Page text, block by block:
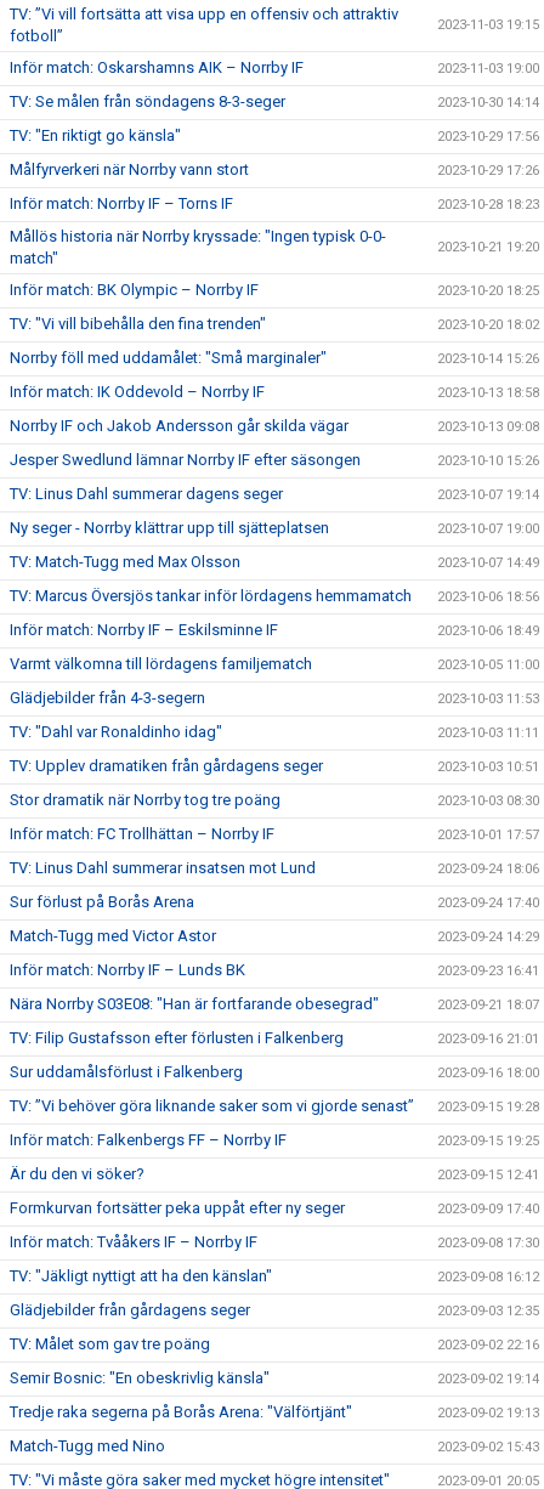
TV: ”Vi vill fortsätta att visa upp en offensiv och attraktiv
fotboll”
2023-11-03 19:15
Inför match: Oskarshamns AIK – Norrby IF 2023-11-03 19:00
TV: Se målen från söndagens 8-3-seger 2023-10-30 14:14
TV: "En riktigt go känsla" 2023-10-29 17:56
Målfyrverkeri när Norrby vann stort 2023-10-29 17:26
Inför match: Norrby IF – Torns IF 2023-10-28 18:23
Mållös historia när Norrby kryssade: "Ingen typisk 0-0-
match"
2023-10-21 19:20
Inför match: BK Olympic – Norrby IF 2023-10-20 18:25
TV: "Vi vill bibehålla den fina trenden" 2023-10-20 18:02
Norrby föll med uddamålet: "Små marginaler" 2023-10-14 15:26
Inför match: IK Oddevold – Norrby IF 2023-10-13 18:58
Norrby IF och Jakob Andersson går skilda vägar 2023-10-13 09:08
Jesper Swedlund lämnar Norrby IF efter säsongen 2023-10-10 15:26
TV: Linus Dahl summerar dagens seger 2023-10-07 19:14
Ny seger - Norrby klättrar upp till sjätteplatsen 2023-10-07 19:00
TV: Match-Tugg med Max Olsson 2023-10-07 14:49
TV: Marcus Översjös tankar inför lördagens hemmamatch 2023-10-06 18:56
Inför match: Norrby IF – Eskilsminne IF 2023-10-06 18:49
Varmt välkomna till lördagens familjematch 2023-10-05 11:00
Glädjebilder från 4-3-segern 2023-10-03 11:53
TV: "Dahl var Ronaldinho idag" 2023-10-03 11:11
TV: Upplev dramatiken från gårdagens seger 2023-10-03 10:51
Stor dramatik när Norrby tog tre poäng 2023-10-03 08:30
Inför match: FC Trollhättan – Norrby IF 2023-10-01 17:57
TV: Linus Dahl summerar insatsen mot Lund 2023-09-24 18:06
Sur förlust på Borås Arena 2023-09-24 17:40
Match-Tugg med Victor Astor 2023-09-24 14:29
Inför match: Norrby IF – Lunds BK 2023-09-23 16:41
Nära Norrby S03E08: "Han är fortfarande obesegrad" 2023-09-21 18:07
TV: Filip Gustafsson efter förlusten i Falkenberg 2023-09-16 21:01
Sur uddamålsförlust i Falkenberg 2023-09-16 18:00
TV: ”Vi behöver göra liknande saker som vi gjorde senast” 2023-09-15 19:28
Inför match: Falkenbergs FF – Norrby IF 2023-09-15 19:25
Är du den vi söker? 2023-09-15 12:41
Formkurvan fortsätter peka uppåt efter ny seger 2023-09-09 17:40
Inför match: Tvååkers IF – Norrby IF 2023-09-08 17:30
TV: "Jäkligt nyttigt att ha den känslan" 2023-09-08 16:12
Glädjebilder från gårdagens seger 2023-09-03 12:35
TV: Målet som gav tre poäng 2023-09-02 22:16
Semir Bosnic: "En obeskrivlig känsla" 2023-09-02 19:14
Tredje raka segerna på Borås Arena: "Välförtjänt" 2023-09-02 19:13
Match-Tugg med Nino 2023-09-02 15:43
TV: "Vi måste göra saker med mycket högre intensitet" 2023-09-01 20:05